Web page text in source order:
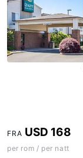
FRA USD 168
per rom / per natt